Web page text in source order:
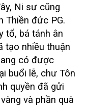
Ni sư cũng
Thiền đức PG.
tổ, bá tánh ân
tạo nhiều thuận
có được
buổi lễ, chư Tôn
quyền đã gửi
và phần quà